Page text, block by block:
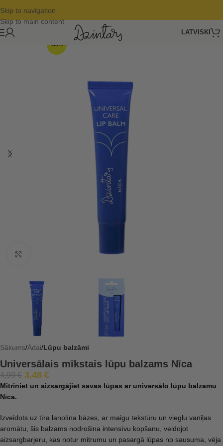
Skip to navigation
Skip to main content
LATVISKI
-30%
Sākums Ādai Lūpu balzāmi
Universālais mīkstais lūpu balzams Nīca
4,99€ 3,48 €
Mitriniet un aizsargājiet savas lūpas ar universālo lūpu balzamu
Nīca.
Izveidots uz tīra lanolīna bāzes, ar maigu tekstūru un vieglu vaniļas
aromātu, šis balzams nodrošina intensīvu kopšanu, veidojot
aizsargbarjeru, kas notur mitrumu un pasargā lūpas no sausuma, vēja